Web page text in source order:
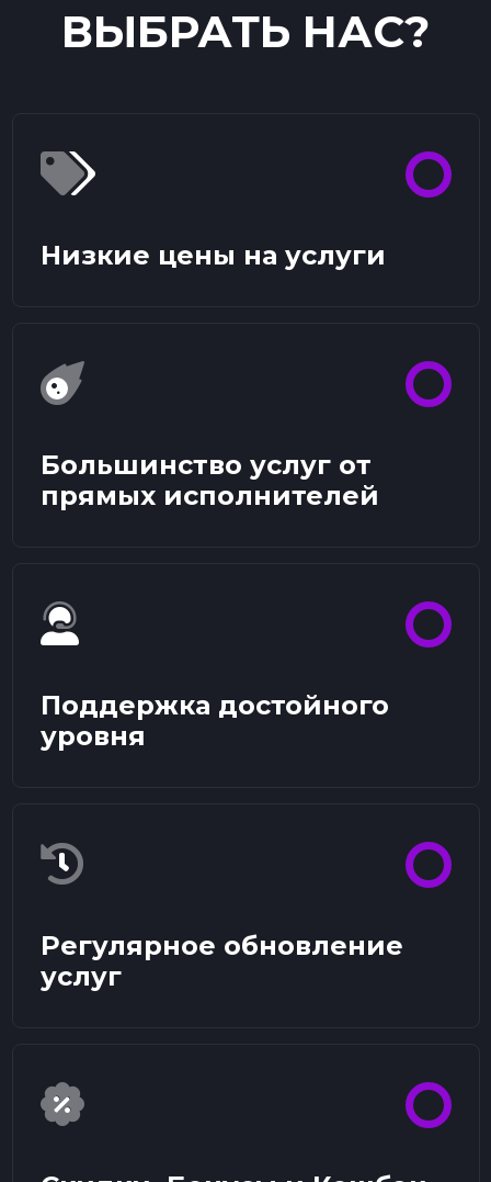
ВЫБРАТЬ НАС?
Низкие цены на услуги
Большинство услуг от
прямых исполнителей
Поддержка достойного
уровня
Регулярное обновление
услуг